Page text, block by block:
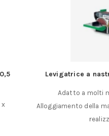
x
Levigatrice a
Adatto a molti
Alloggiamento della